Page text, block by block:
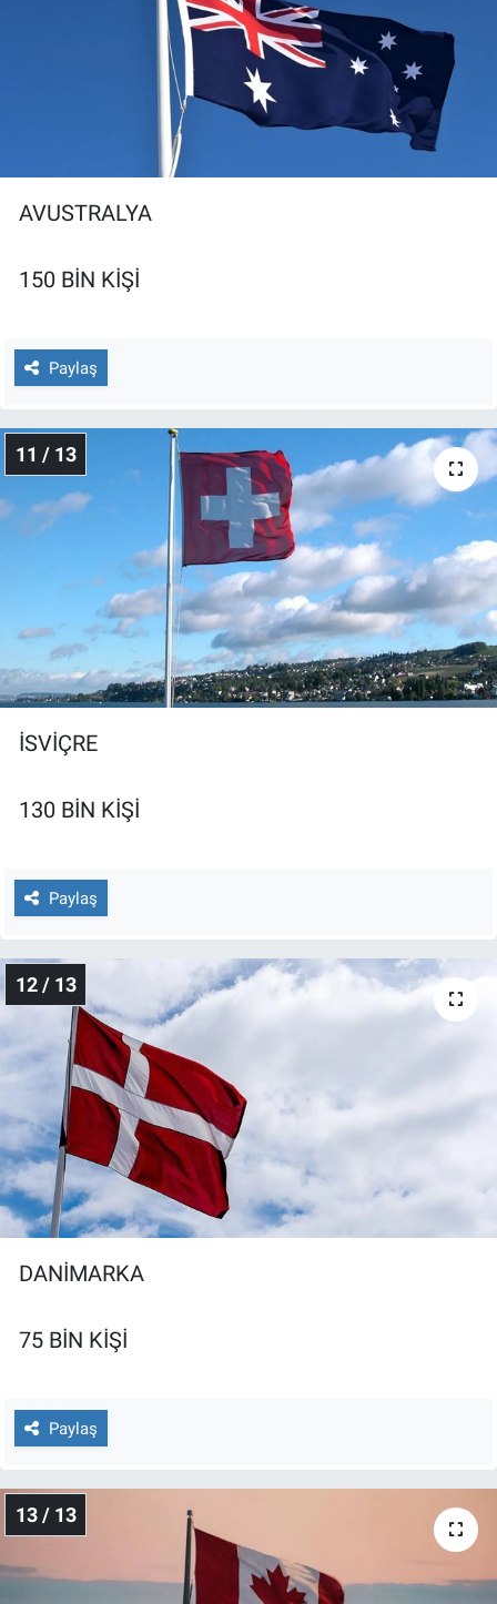
AVUSTRALYA
150 BİN KİŞİ
Paylaş
11 / 13
İSVİÇRE
130 BİN KİŞİ
Paylaş
12 / 13
DANİMARKA
75 BİN KİŞİ
Paylaş
13 / 13